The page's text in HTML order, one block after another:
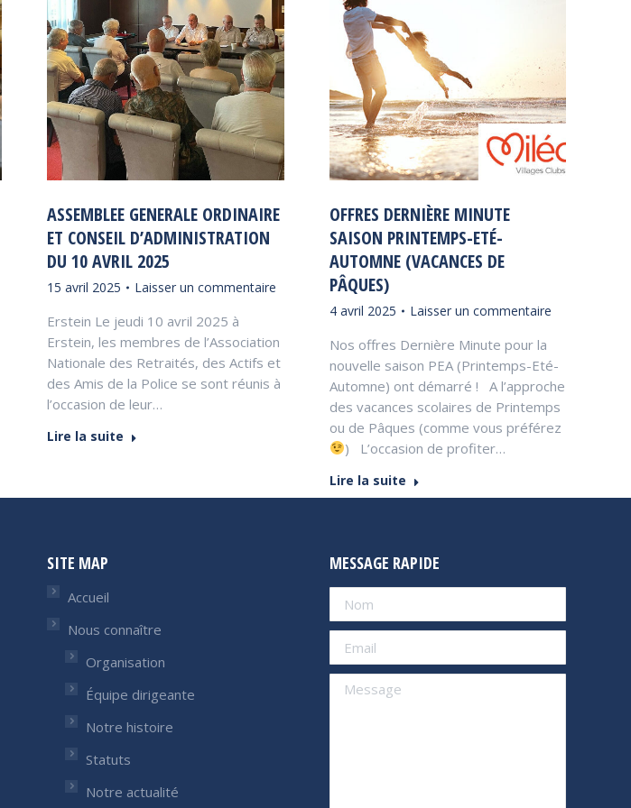
ASSEMBLEE GENERALE ORDINAIRE
ET CONSEIL D’ADMINISTRATION
DU 10 AVRIL 2025
15 avril 2025 Laisser un commentaire
Erstein Le jeudi 10 avril 2025 à
Erstein, les membres de l’Association
Nationale des Retraités, des Actifs et
des Amis de la Police se sont réunis à
l’occasion de leur…
Lire la suite
OFFRES DERNIÈRE MINUTE
SAISON PRINTEMPS-ETÉ-
AUTOMNE (VACANCES DE
PÂQUES)
4 avril 2025 Laisser un commentaire
Nos offres Dernière Minute pour la
nouvelle saison PEA (Printemps-Eté-
Automne) ont démarré ! A l’approche
des vacances scolaires de Printemps
ou de Pâques (comme vous préférez
) L’occasion de profiter…
Lire la suite
SITE MAP
Accueil
Nous connaître
Organisation
Équipe dirigeante
Notre histoire
Statuts
Notre actualité
MESSAGE RAPIDE